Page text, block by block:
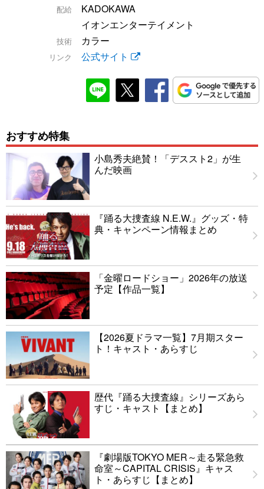
配給
KADOKAWA
イオンエンターテイメント
技術 カラー
リンク 公式サイト
おすすめ特集
小島秀夫絶賛！「デススト2」が生
んだ映画
『踊る大捜査線 N.E.W.』グッズ・特
典・キャンペーン情報まとめ
「金曜ロードショー」2026年の放送
予定【作品一覧】
【2026夏ドラマ一覧】7月期スター
ト！キャスト・あらすじ
歴代『踊る大捜査線』シリーズあら
すじ・キャスト【まとめ】
『劇場版TOKYO MER～走る緊急救
命室～CAPITAL CRISIS』キャス
ト・あらすじ【まとめ】